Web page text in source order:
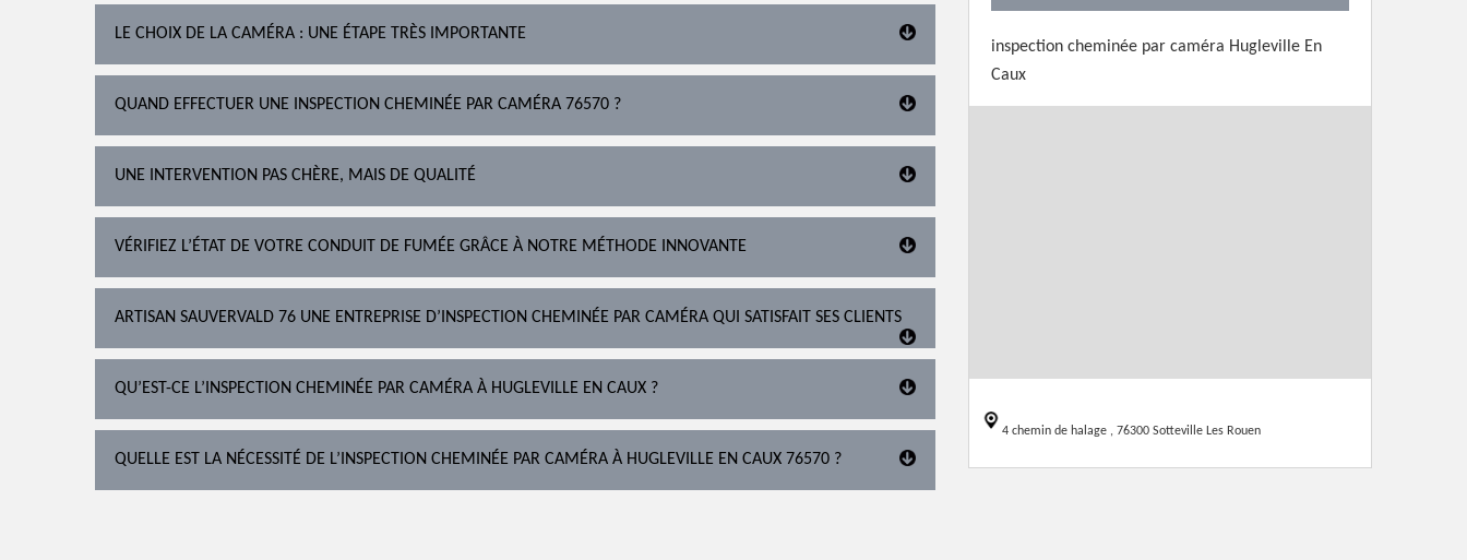
LE CHOIX DE LA CAMÉRA : UNE ÉTAPE TRÈS IMPORTANTE
QUAND EFFECTUER UNE INSPECTION CHEMINÉE PAR CAMÉRA 76570 ?
UNE INTERVENTION PAS CHÈRE, MAIS DE QUALITÉ
VÉRIFIEZ L’ÉTAT DE VOTRE CONDUIT DE FUMÉE GRÂCE À NOTRE MÉTHODE INNOVANTE
ARTISAN SAUVERVALD 76 UNE ENTREPRISE D’INSPECTION CHEMINÉE PAR CAMÉRA QUI SATISFAIT SES CLIENTS
QU’EST-CE L’INSPECTION CHEMINÉE PAR CAMÉRA À HUGLEVILLE EN CAUX ?
QUELLE EST LA NÉCESSITÉ DE L’INSPECTION CHEMINÉE PAR CAMÉRA À HUGLEVILLE EN CAUX 76570 ?
inspection cheminée par caméra Hugleville En
Caux
4 chemin de halage , 76300 Sotteville Les Rouen